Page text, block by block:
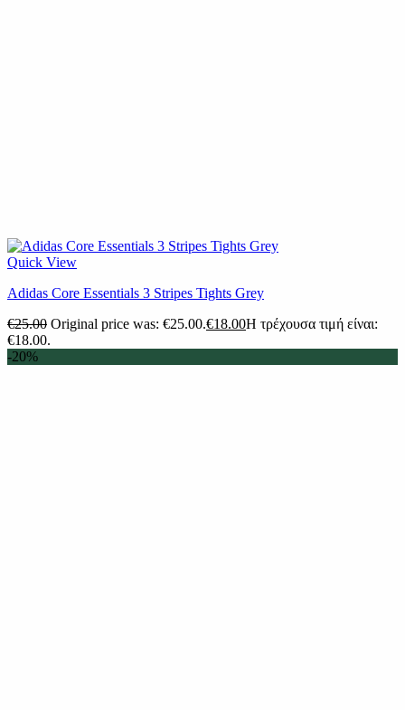
Quick View
Adidas Core Essentials 3 Stripes Tights Grey
€25.00 Original price was: €25.00.€18.00Η τρέχουσα τιμή είναι:
€18.00.
-20%